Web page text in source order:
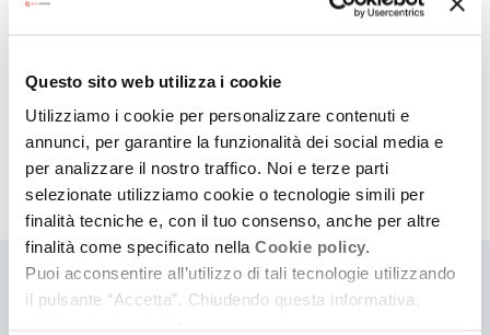
Questo sito web utilizza i cookie
Utilizziamo i cookie per personalizzare contenuti e
annunci, per garantire la funzionalità dei social media e
per analizzare il nostro traffico. Noi e terze parti
selezionate utilizziamo cookie o tecnologie simili per
finalità tecniche e, con il tuo consenso, anche per altre
finalità come specificato nella Cookie policy.
Puoi acconsentire all’utilizzo di tali tecnologie utilizzando
il pulsante “Accetta”. Chiudendo questa informativa,
artist e sound designer per la realizzazione di
Visualizzati 1-10 di 17
(pagina